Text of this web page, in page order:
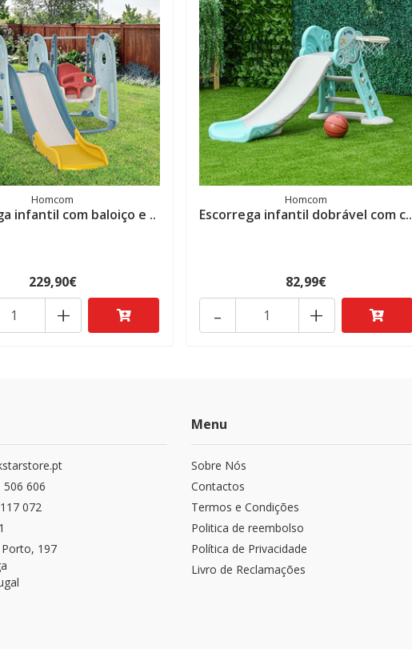
Homcom
infantil com baloiço e ..
229,90€
+
Homcom
Escorrega infantil dobrável com c..
82,99€
+
-
606
072
197
Menu
Sobre Nós
Contactos
Termos e Condições
Politica de reembolso
Política de Privacidade
Livro de Reclamações